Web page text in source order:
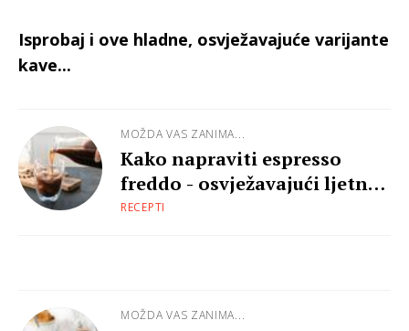
Isprobaj i ove hladne, osvježavajuće varijante
kave...
MOŽDA VAS ZANIMA...
Kako napraviti espresso
freddo - osvježavajući ljetni
napitak?
RECEPTI
MOŽDA VAS ZANIMA...